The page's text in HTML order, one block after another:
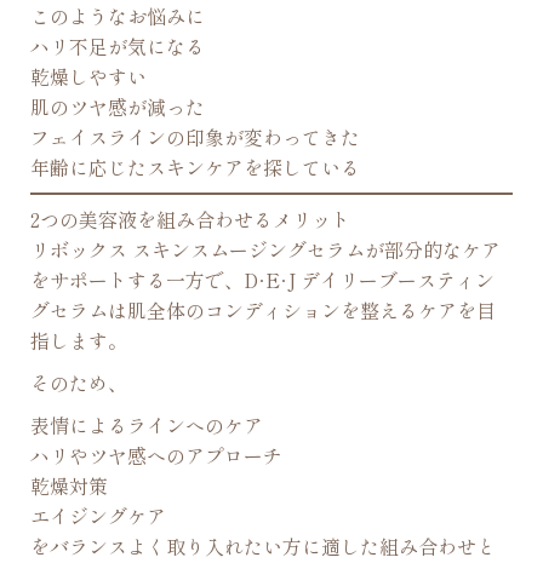
このようなお悩みに
ハリ不足が気になる
乾燥しやすい
肌のツヤ感が減った
フェイスラインの印象が変わってきた
年齢に応じたスキンケアを探している
2つの美容液を組み合わせるメリット
リボックス スキンスムージングセラムが部分的なケア
をサポートする一方で、D·E·J デイリーブースティン
グセラムは肌全体のコンディションを整えるケアを目
指します。
そのため、
表情によるラインへのケア
ハリやツヤ感へのアプローチ
乾燥対策
エイジングケア
をバランスよく取り入れたい方に適した組み合わせと